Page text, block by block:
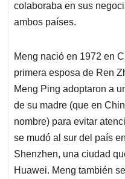
colaboraba en sus
ambos países.
Meng nació en 1972 en
primera esposa de Ren
Meng Ping adoptaron a
de su madre (que en
nombre) para evitar
se mudó al sur del país
Shenzhen, una ciudad
Huawei. Meng también